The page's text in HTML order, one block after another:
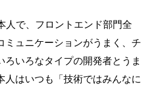
人で、フロントエンド部門全
ミュニケーションがうまく、チ
ろいろなタイプの開発者とうま
人はいつも「技術ではみんなに